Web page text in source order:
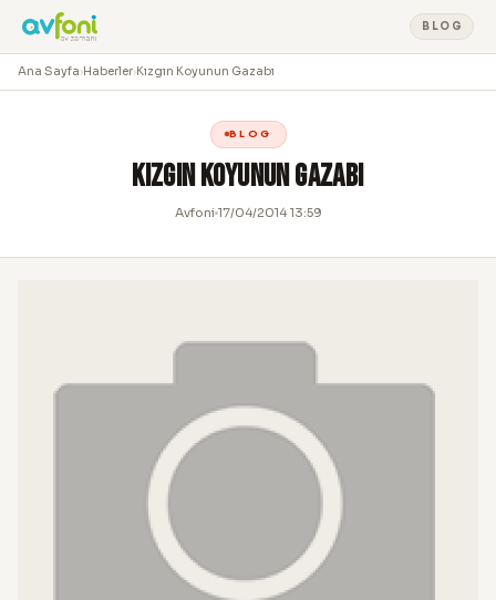
BLOG
Ana Sayfa›Haberler›Kızgın Koyunun Gazabı
BLOG
Kızgın Koyunun Gazabı
Avfoni 17/04/2014 13:59